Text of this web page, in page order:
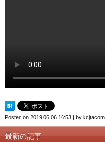
Posted on 2019.06.06 16:53 | by kcjtacom
最新の記事